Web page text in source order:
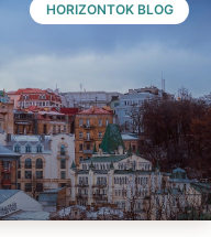
HORIZONTOK BLOG